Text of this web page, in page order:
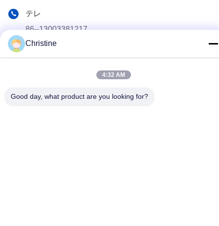
テレ
86--13003381217
電子メール
No.53 Yunguの道、長寿、周荘鎮の町、チヤンイン、江蘇、
中国
Christine
4:32 AM
Good day, what product are you looking for?